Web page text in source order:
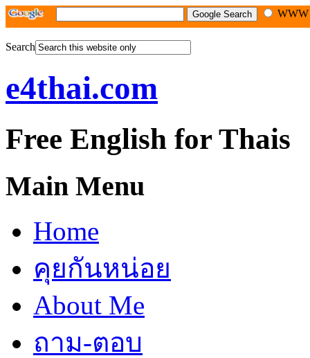
Search
e4thai.com
Free English for Thais
Main Menu
Home
คุยกันหน่อย
About Me
ถาม-ตอบ